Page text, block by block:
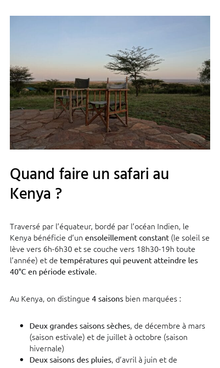
Quand faire un safari au
Kenya ?
Traversé par l’équateur, bordé par l’océan Indien, le
Kenya bénéficie d’un ensoleillement constant (le soleil se
lève vers 6h-6h30 et se couche vers 18h30-19h toute
l’année) et de températures qui peuvent atteindre les
40°C en période estivale.
Au Kenya, on distingue 4 saisons bien marquées :
Deux grandes saisons sèches, de décembre à mars
(saison estivale) et de juillet à octobre (saison
hivernale)
Deux saisons des pluies, d’avril à juin et de